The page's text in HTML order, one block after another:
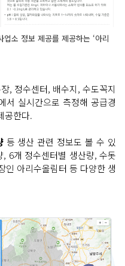
소 정보 제공를 제공하는 ‘아리
, 정수센터, 배수지, 수도꼭지
서 실시간으로 측정해 공급경
공한다.
등 생산 관련 정보도 볼 수 있
6개 정수센터별 생산량, 수돗
인 아리수올림터 등 다양한 생